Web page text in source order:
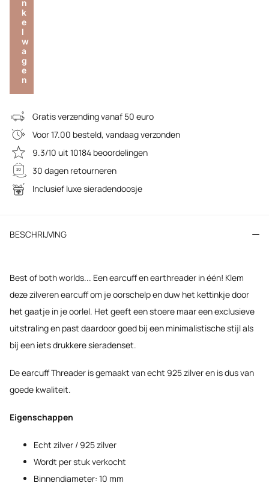
n
k
e
l
w
a
g
e
n
Gratis verzending vanaf 50 euro
Voor 17.00 besteld, vandaag verzonden
9.3/10 uit 10184 beoordelingen
30 dagen retourneren
Inclusief luxe sieradendoosje
BESCHRIJVING
Best of both worlds... Een earcuff en earthreader in één! Klem
deze zilveren earcuff om je oorschelp en duw het kettinkje door
het gaatje in je oorlel. Het geeft een stoere maar een exclusieve
uitstraling en past daardoor goed bij een minimalistische stijl als
bij een iets drukkere sieradenset.
De earcuff Threader is gemaakt van echt 925 zilver en is dus van
goede kwaliteit.
Eigenschappen
Echt zilver / 925 zilver
Wordt per stuk verkocht
Binnendiameter: 10 mm